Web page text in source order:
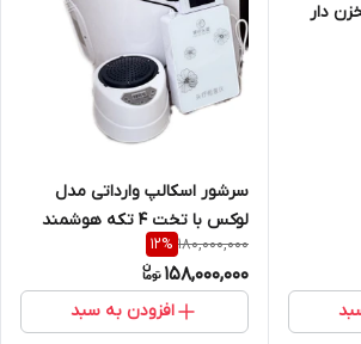
دار
سرشور اسکالپ وارداتی مدل
لوکس با تخت ۴ تکه هوشمند
180,000,000
12%
158,000,000
افزودن به سبد